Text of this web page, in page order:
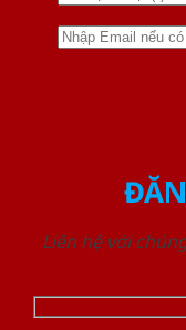
Liên hệ với